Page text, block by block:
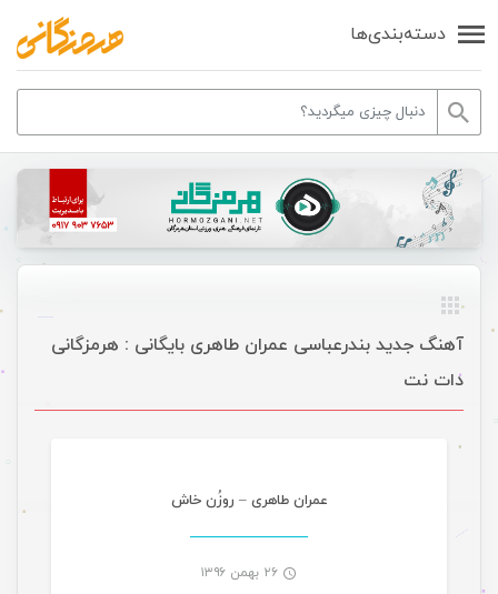
دسته‌بندی‌ها
آهنگ جدید بندرعباسی عمران طاهری بایگانی : هرمزگانی
دات نت
عمران طاهری – روزُن خاش
۲۶ بهمن ۱۳۹۶